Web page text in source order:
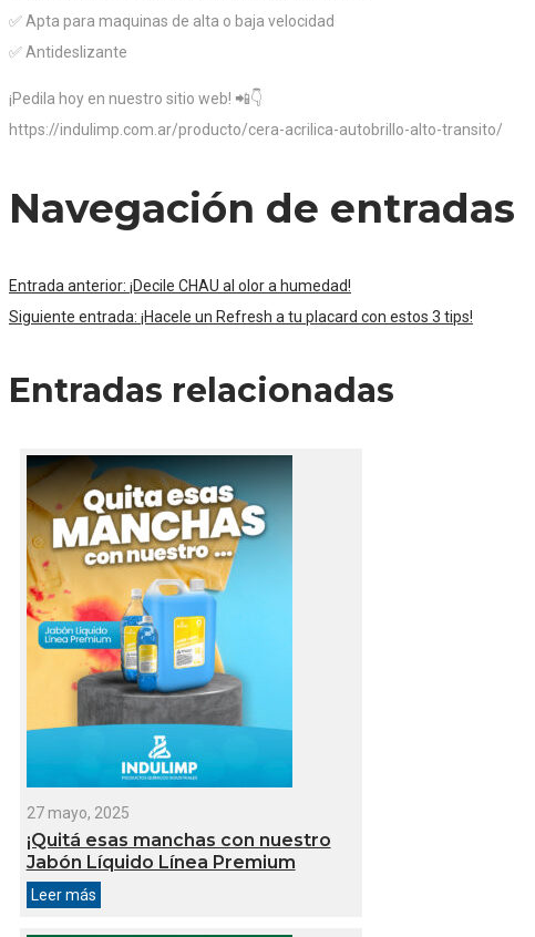
✅ Apta para maquinas de alta o baja velocidad
✅ Antideslizante
¡Pedila hoy en nuestro sitio web! 📲👇
https://indulimp.com.ar/producto/cera-acrilica-autobrillo-alto-transito/
Navegación de entradas
Entrada anterior: ¡Decile CHAU al olor a humedad!
Siguiente entrada: ¡Hacele un Refresh a tu placard con estos 3 tips!
Entradas relacionadas
27 mayo, 2025
¡Quitá esas manchas con nuestro
Jabón Líquido Línea Premium
Leer más